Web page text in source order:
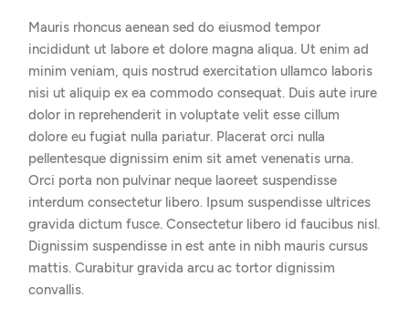
Mauris rhoncus aenean sed do eiusmod tempor
incididunt ut labore et dolore magna aliqua. Ut enim ad
minim veniam, quis nostrud exercitation ullamco laboris
nisi ut aliquip ex ea commodo consequat. Duis aute irure
dolor in reprehenderit in voluptate velit esse cillum
dolore eu fugiat nulla pariatur. Placerat orci nulla
pellentesque dignissim enim sit amet venenatis urna.
Orci porta non pulvinar neque laoreet suspendisse
interdum consectetur libero. Ipsum suspendisse ultrices
gravida dictum fusce. Consectetur libero id faucibus nisl.
Dignissim suspendisse in est ante in nibh mauris cursus
mattis. Curabitur gravida arcu ac tortor dignissim
convallis.